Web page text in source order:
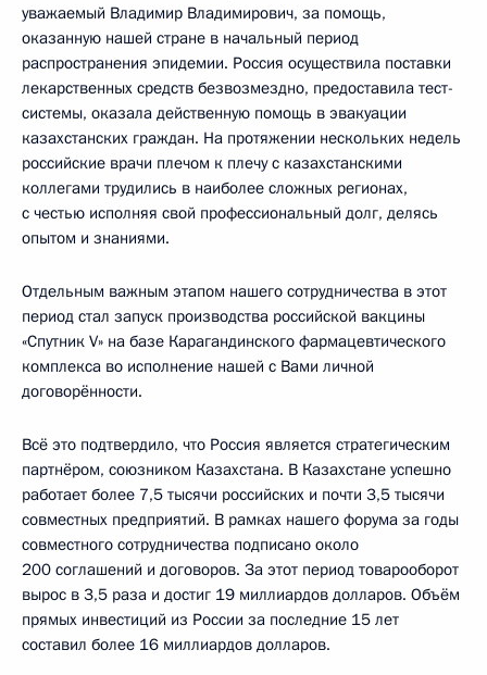
уважаемый Владимир Владимирович, за помощь,
оказанную нашей стране в начальный период
распространения эпидемии. Россия осуществила поставки
лекарственных средств безвозмездно, предоставила тест-
системы, оказала действенную помощь в эвакуации
казахстанских граждан. На протяжении нескольких недель
российские врачи плечом к плечу с казахстанскими
коллегами трудились в наиболее сложных регионах,
с честью исполняя свой профессиональный долг, делясь
опытом и знаниями.
Отдельным важным этапом нашего сотрудничества в этот
период стал запуск производства российской вакцины
«Спутник V» на базе Карагандинского фармацевтического
комплекса во исполнение нашей с Вами личной
договорённости.
Всё это подтвердило, что Россия является стратегическим
партнёром, союзником Казахстана. В Казахстане успешно
работает более 7,5 тысячи российских и почти 3,5 тысячи
совместных предприятий. В рамках нашего форума за годы
совместного сотрудничества подписано около
200 соглашений и договоров. За этот период товарооборот
вырос в 3,5 раза и достиг 19 миллиардов долларов. Объём
прямых инвестиций из России за последние 15 лет
составил более 16 миллиардов долларов.